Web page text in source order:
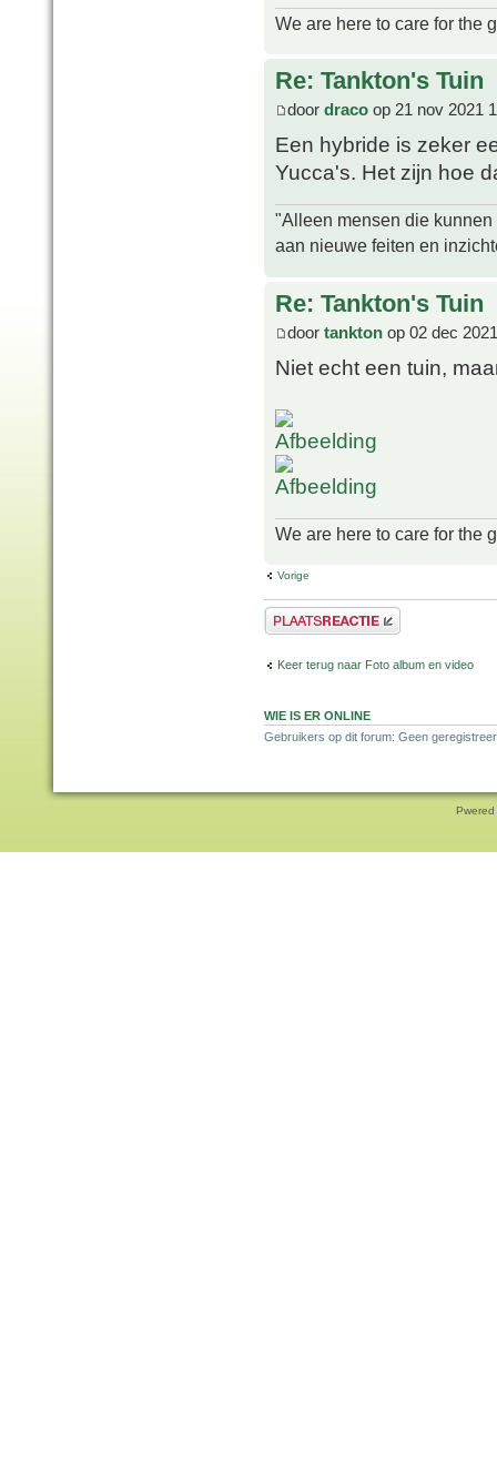
We are here to care for the
Re: Tankton's Tuin
door draco op 21 nov 2021
Een hybride is zeker
Yucca's. Het zijn hoe
"Alleen mensen die
aan nieuwe feiten en
Re: Tankton's Tuin
door tankton op 02 dec
Niet echt een tuin,
We are here to care for the
Vorige
Plaats een reactie
Keer terug naar Foto album en video
WIE IS ER ONLINE
Gebruikers op dit forum: Geen